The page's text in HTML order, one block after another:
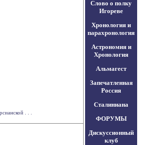
. . .
Слово о полку
Игореве
Хронология и
парахронология
Астрономия и
Хронология
Альмагест
Запечатленная
Россия
Сталиниана
ФОРУМЫ
Дискуссионный
клуб